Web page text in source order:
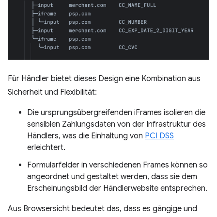
Für Händler bietet dieses Design eine Kombination aus
Sicherheit und Flexibilität:
Die ursprungsübergreifenden iFrames isolieren die
sensiblen Zahlungsdaten von der Infrastruktur des
Händlers, was die Einhaltung von PCI DSS
erleichtert.
Formularfelder in verschiedenen Frames können so
angeordnet und gestaltet werden, dass sie dem
Erscheinungsbild der Händlerwebsite entsprechen.
Aus Browsersicht bedeutet das, dass es gängige und